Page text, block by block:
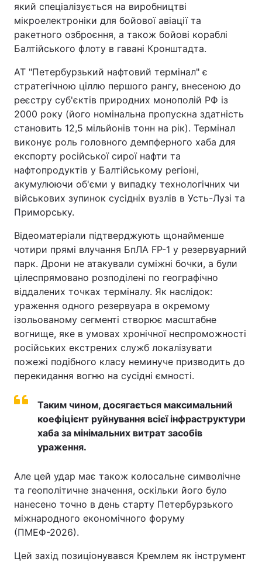
який спеціалізується на виробництві
мікроелектроніки для бойової авіації та
ракетного озброєння, а також бойові кораблі
Балтійського флоту в гавані Кронштадта.
АТ "Петербурзький нафтовий термінал" є
стратегічною ціллю першого рангу, внесеною до
реєстру суб'єктів природних монополій РФ із
2000 року (його номінальна пропускна здатність
становить 12,5 мільйонів тонн на рік). Термінал
виконує роль головного демпферного хаба для
експорту російської сирої нафти та
нафтопродуктів у Балтійському регіоні,
акумулюючи об'єми у випадку технологічних чи
військових зупинок сусідніх вузлів в Усть-Лузі та
Приморську.
Відеоматеріали підтверджують щонайменше
чотири прямі влучання БпЛА FP-1 у резервуарний
парк. Дрони не атакували суміжні бочки, а були
цілеспрямовано розподілені по географічно
віддалених точках терміналу. Як наслідок:
ураження одного резервуара в окремому
ізольованому сегменті створює масштабне
вогнище, яке в умовах хронічної неспроможності
російських екстрених служб локалізувати
пожежі подібного класу неминуче призводить до
перекидання вогню на сусідні ємності.
Таким чином, досягається максимальний
коефіцієнт руйнування всієї інфраструктури
хаба за мінімальних витрат засобів
ураження.
Але цей удар має також колосальне символічне
та геополітичне значення, оскільки його було
нанесено точно в день старту Петербурзького
міжнародного економічного форуму
(ПМЕФ-2026).
Цей захід позиціонувався Кремлем як інструмент